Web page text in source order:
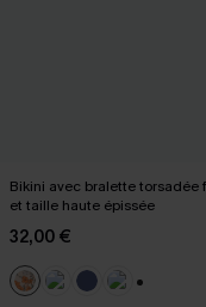
Bikini avec bralette torsadée
et taille haute épissée
32,00 €